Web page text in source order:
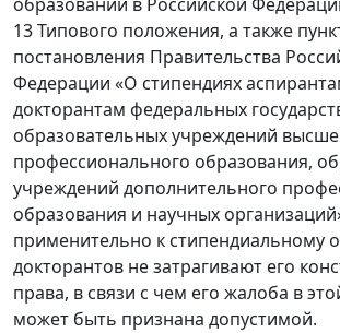
образовании в Российской
13 Типового положения, а также
постановления Правительства
Федерации «О стипендиях
докторантам федеральных
образовательных учреждений
профессионального образования,
учреждений дополнительного
образования и научных
применительно к стипендиальному
докторантов не затрагивают его
права, в связи с чем его жалоба в
может быть признана допустимой.